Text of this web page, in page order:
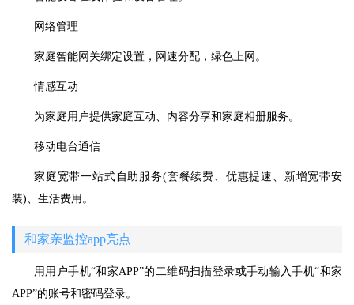
网络管理
家庭智能网关绑定设置，网速分配，绿色上网。
情感互动
为家庭用户提供家庭互动、内容分享和家庭相册服务。
移动电台通信
家庭宽带一站式自助服务(套餐续费、优惠提速、新增宽带安
装)、生活费用。
和家亲监控app亮点
用用户手机“和家APP”的二维码扫描登录或手动输入手机“和家
APP”的账号和密码登录。